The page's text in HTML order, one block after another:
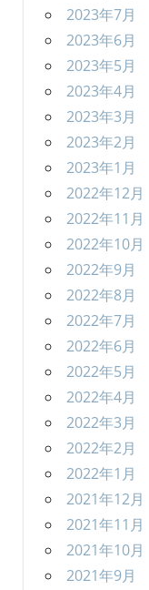
2023年7月
2023年6月
2023年5月
2023年4月
2023年3月
2023年2月
2023年1月
2022年12月
2022年11月
2022年10月
2022年9月
2022年8月
2022年7月
2022年6月
2022年5月
2022年4月
2022年3月
2022年2月
2022年1月
2021年12月
2021年11月
2021年10月
2021年9月